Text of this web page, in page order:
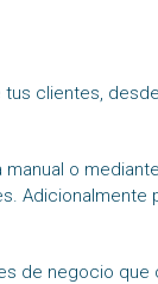
clientes,
o
Adicionalmente
de negocio